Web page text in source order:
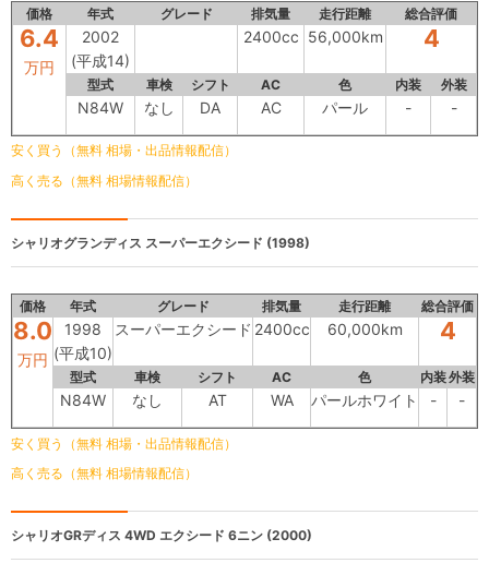
価格 年式 グレード 排気量 走行距離 総合評価
6.4
万円
2002
(平成14)
2400cc 56,000km 4
型式 車検 シフト AC 色 内装 外装
N84W なし DA AC パール - -
安く買う（無料 相場・出品情報配信）
高く売る（無料 相場情報配信）
シャリオグランディス スーパーエクシード (1998)
価格 年式 グレード 排気量 走行距離 総合評価
8.0
万円
1998
(平成10)
スーパーエクシード 2400cc 60,000km 4
型式 車検 シフト AC 色 内装外装
N84W なし AT WA パールホワイト - -
安く買う（無料 相場・出品情報配信）
高く売る（無料 相場情報配信）
シャリオGRディス 4WD エクシード 6ニン (2000)